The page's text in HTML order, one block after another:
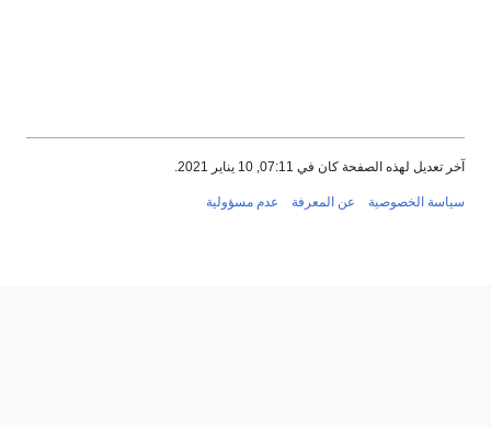
آخر تعديل لهذه الصفحة كان في 07:11, 10 يناير 2021.
سياسة الخصوصية عن المعرفة عدم مسؤولية